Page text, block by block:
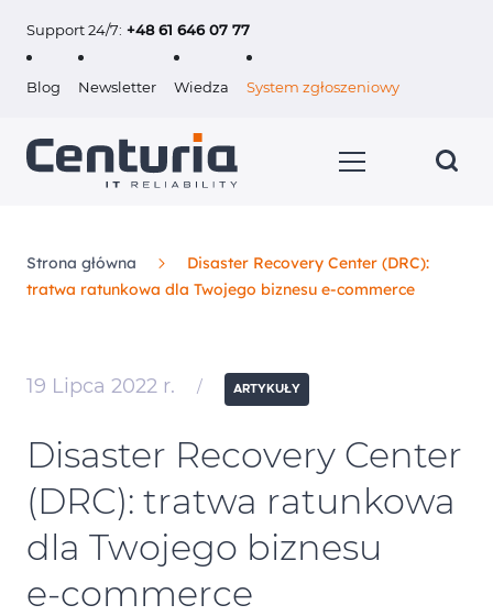
Support 24/7: +48 61 646 07 77
Blog Newsletter Wiedza System zgłoszeniowy
Klienci
Kontakt
Kalendarz Black Friday
Strona główna
Disaster Recovery Center (DRC):
tratwa ratunkowa dla Twojego biznesu e-commerce
19 Lipca 2022 r. / ARTYKUŁY
Disaster Recovery Center
(DRC): tratwa ratunkowa
dla Twojego biznesu
e‑commerce